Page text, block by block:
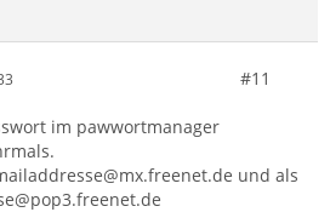
#11
im pawwortmanager
und als